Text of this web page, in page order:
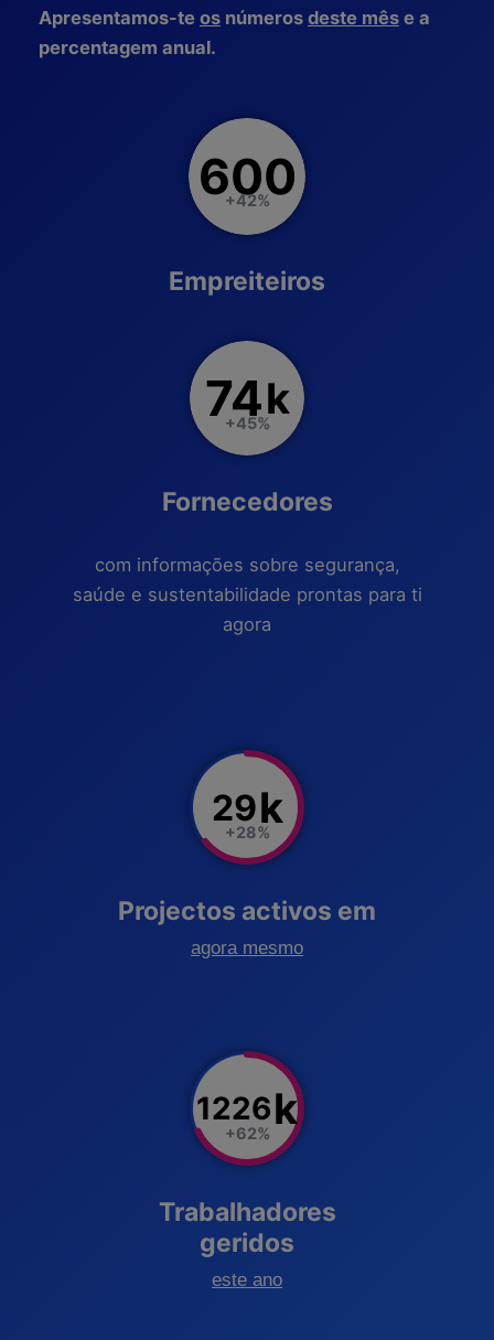
Apresentamos-te os números deste mês e a
percentagem anual.
600
Empreiteiros
+42%
74k
Fornecedores
+45%
com informações sobre segurança,
saúde e sustentabilidade prontas para ti
agora
29k
Projectos activos em
+28%
agora mesmo
1226k
Trabalhadores
geridos
+62%
este ano